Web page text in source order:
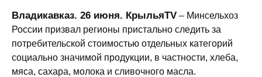
Владикавказ. 26 июня. КрыльяTV – Минсельхоз
России призвал регионы пристально следить за
потребительской стоимостью отдельных категорий
социально значимой продукции, в частности, хлеба,
мяса, сахара, молока и сливочного масла.